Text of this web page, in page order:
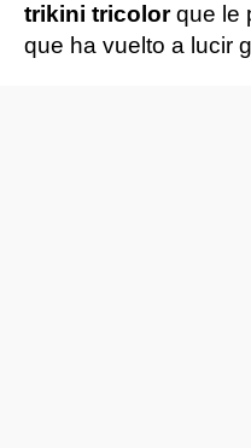
trikini tricolorque le
que ha vuelto a lucir